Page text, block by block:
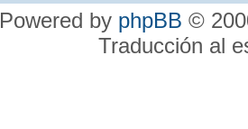
Powered by phpBB ©
Traducción al